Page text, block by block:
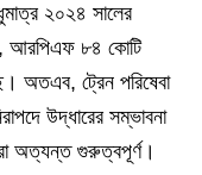
২০২৪ সালের
আরপিএফ ৮৪ কোটি
অতএব, ট্রেন পরিষেবা
উদ্ধারের সম্ভাবনা
অত্যন্ত গুরুত্বপূর্ণ।